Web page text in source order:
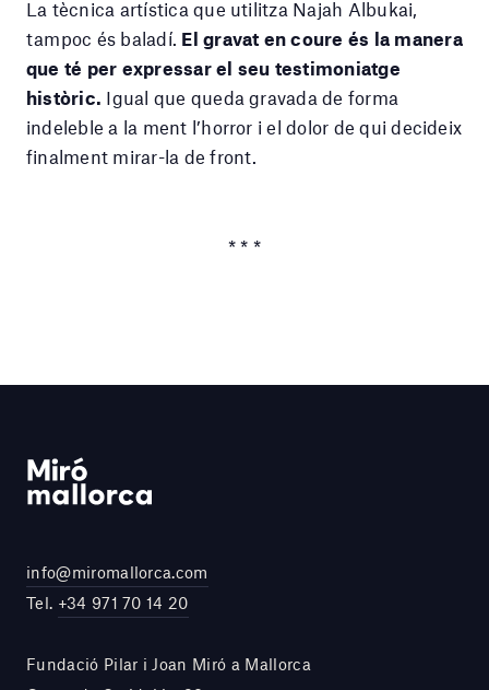
La tècnica artística que utilitza Najah Albukai,
tampoc és baladí. El gravat en coure és la manera
que té per expressar el seu testimoniatge
històric. Igual que queda gravada de forma
indeleble a la ment l’horror i el dolor de qui decideix
finalment mirar-la de front.
* * *
info@miromallorca.com
Tel. +34 971 70 14 20
Fundació Pilar i Joan Miró a Mallorca